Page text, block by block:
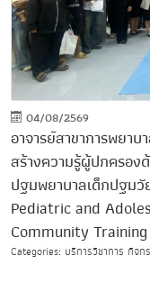
04/08/2569
อาจารย์สาขาการพยา
สร้างความรู้ผู้ปกครอง
ปฐมพยาบาลเด็กปฐม
Pediatric and
Community
Categories: บริการวิชาการ กิจก